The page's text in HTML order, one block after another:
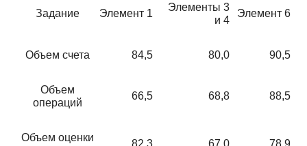
Задание Элемент 1
Элементы 3
и 4
Элемент 6
Объем счета 84,5 80,0 90,5
Объем
операций
66,5 68,8 88,5
Объем оценки
82,3 67,0 78,9